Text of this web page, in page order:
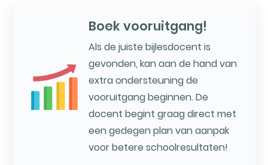
Boek vooruitgang!
Als de juiste bijlesdocent is
gevonden, kan aan de hand van
extra ondersteuning de
vooruitgang beginnen. De
docent begint graag direct met
een gedegen plan van aanpak
voor betere schoolresultaten!